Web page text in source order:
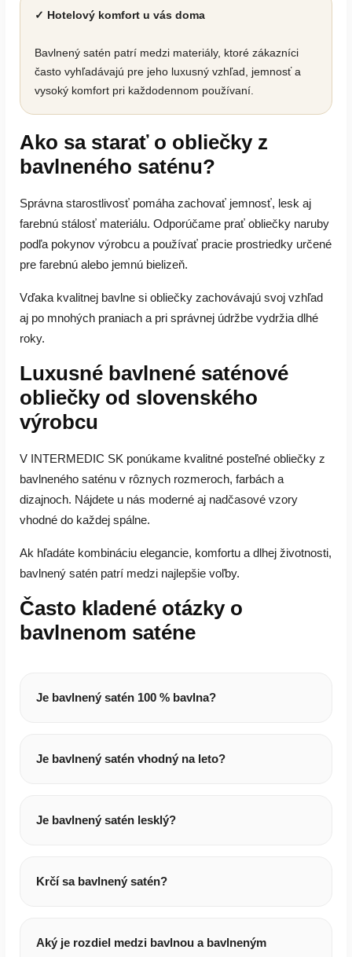
✓ Hotelový komfort u vás doma
Bavlnený satén patrí medzi materiály, ktoré zákazníci
často vyhľadávajú pre jeho luxusný vzhľad, jemnosť a
vysoký komfort pri každodennom používaní.
Ako sa starať o obliečky z
bavlneného saténu?
Správna starostlivosť pomáha zachovať jemnosť, lesk aj
farebnú stálosť materiálu. Odporúčame prať obliečky naruby
podľa pokynov výrobcu a používať pracie prostriedky určené
pre farebnú alebo jemnú bielizeň.
Vďaka kvalitnej bavlne si obliečky zachovávajú svoj vzhľad
aj po mnohých praniach a pri správnej údržbe vydržia dlhé
roky.
Luxusné bavlnené saténové
obliečky od slovenského
výrobcu
V INTERMEDIC SK ponúkame kvalitné posteľné obliečky z
bavlneného saténu v rôznych rozmeroch, farbách a
dizajnoch. Nájdete u nás moderné aj nadčasové vzory
vhodné do každej spálne.
Ak hľadáte kombináciu elegancie, komfortu a dlhej životnosti,
bavlnený satén patrí medzi najlepšie voľby.
Často kladené otázky o
bavlnenom saténe
Je bavlnený satén 100 % bavlna?
Je bavlnený satén vhodný na leto?
Je bavlnený satén lesklý?
Krčí sa bavlnený satén?
Aký je rozdiel medzi bavlnou a bavlneným